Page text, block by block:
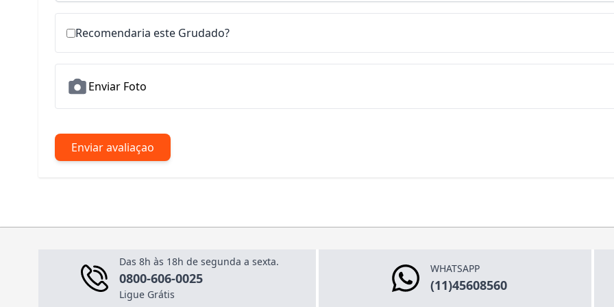
Recomendaria este Grudado?
Enviar Foto
Enviar avaliaçao
Das 8h às 18h de segunda a sexta.
0800-606-0025
Ligue Grátis
WHATSAPP
(11)45608560